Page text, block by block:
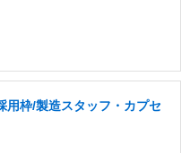
用枠/製造スタッフ・カプセ